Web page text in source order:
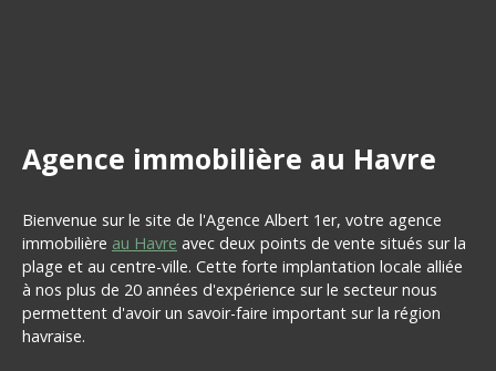
Agence immobilière au Havre
Bienvenue sur le site de l'Agence Albert 1er, votre agence
immobilière au Havre avec deux points de vente situés sur la
plage et au centre-ville. Cette forte implantation locale alliée
à nos plus de 20 années d'expérience sur le secteur nous
permettent d'avoir un savoir-faire important sur la région
havraise.